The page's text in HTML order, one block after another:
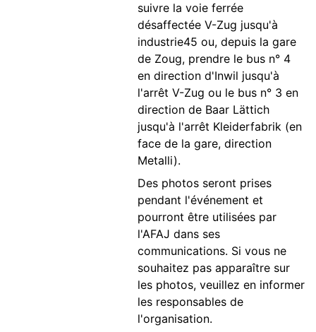
suivre la voie ferrée
désaffectée V-Zug jusqu'à
industrie45 ou, depuis la gare
de Zoug, prendre le bus n° 4
en direction d'Inwil jusqu'à
l'arrêt V-Zug ou le bus n° 3 en
direction de Baar Lättich
jusqu'à l'arrêt Kleiderfabrik (en
face de la gare, direction
Metalli).
Des photos seront prises
pendant l'événement et
pourront être utilisées par
l'AFAJ dans ses
communications. Si vous ne
souhaitez pas apparaître sur
les photos, veuillez en informer
les responsables de
l'organisation.